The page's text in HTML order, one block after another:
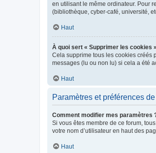
en utilisant le même ordinateur. Pour
(bibliothèque, cyber-café, université,
Haut
À quoi sert « Supprimer les cookies
Cela supprime tous les cookies créés
messages (lu ou non lu) si cela a été
Haut
Paramètres et préférences
Comment modifier mes paramètres
Si vous êtes membre de ce forum,
votre nom d’utilisateur en haut des
Haut